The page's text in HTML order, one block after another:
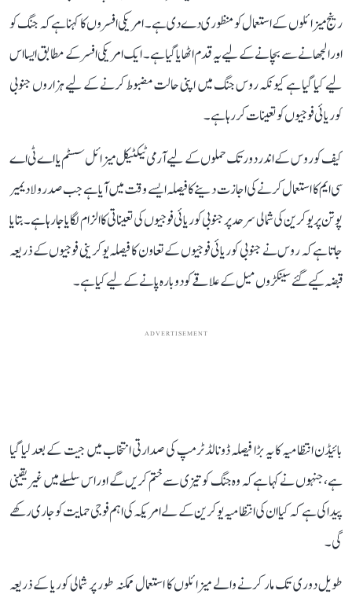
رینج میزائلوں کے استعمال کو منظوری دے دی ہے۔ امریکی افسروں کا کہنا ہے کہ جنگ کو
اور الجھانے سے بچانے کے لیے یہ قدم اٹھایا گیا ہے۔ ایک امریکی افسر کے مطابق ایسا اس
لیے کیا گیا ہے کیونکہ روس جنگ میں اپنی حالت مضبوط کرنے کے لیے ہزاروں جنوبی
کوریائی فوجیوں کو تعینات کر رہا ہے۔
کیف کو روس کے اندر دور تک حملوں کے لیے آرمی ٹیکٹیکل میزائل سسٹم یا اے ٹی اے
سی ایم کا استعمال کرنے کی اجازت دینے کا فیصلہ ایسے وقت میں آیا ہے جب صدر ولادیمیر
پوتن پر یوکرین کی شمالی سرحد پر جنوبی کوریائی فوجیوں کی تعیناتی کا الزام لگایا جا رہا ہے۔ بتایا
جاتا ہے کہ روس نے جنوبی کوریائی فوجیوں کے تعاون کا فیصلہ یوکرینی فوجیوں کے ذریعہ
قبضہ کیے گئے سینکڑوں میل کے علاقے کو دوبارہ پانے کے لیے کیا ہے۔
ADVERTISEMENT
بائیڈن انتظامیہ کا یہ بڑا فیصلہ ڈونالڈ ٹرمپ کی صدارتی انتخاب میں جیت کے بعد لیا گیا
ہے، جنہوں نے کہا ہے کہ وہ جنگ کو تیزی سے ختم کریں گے اور اس سلسلے میں غیر یقینی
پیدا کی ہے کہ کیا ان کی انتظامیہ یوکرین کے لے امریکہ کی اہم فوجی حمایت کو جاری رکھے
گی۔
طویل دوری تک مار کرنے والے میزائلوں کا استعمال ممکنہ طور پر شمالی کوریا کے ذریعہ